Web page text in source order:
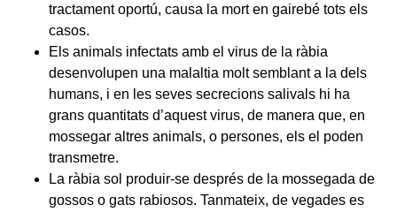
tractament oportú, causa la mort en gairebé tots els
casos.
Els animals infectats amb el virus de la ràbia
desenvolupen una malaltia molt semblant a la dels
humans, i en les seves secrecions salivals hi ha
grans quantitats d’aquest virus, de manera que, en
mossegar altres animals, o persones, els el poden
transmetre.
La ràbia sol produir-se després de la mossegada de
gossos o gats rabiosos. Tanmateix, de vegades es